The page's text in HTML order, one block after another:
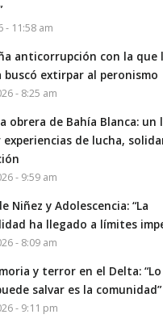
- 11:58 am
anticorrupción con la que
extirpar al peronismo
- 8:25 am
obrera de Bahía Blanca: un
experiencias de lucha,
- 9:59 am
Niñez y Adolescencia: “La
ha llegado a límites
- 8:09 am
y terror en el Delta:
salvar es la comunidad”
- 9:11 pm